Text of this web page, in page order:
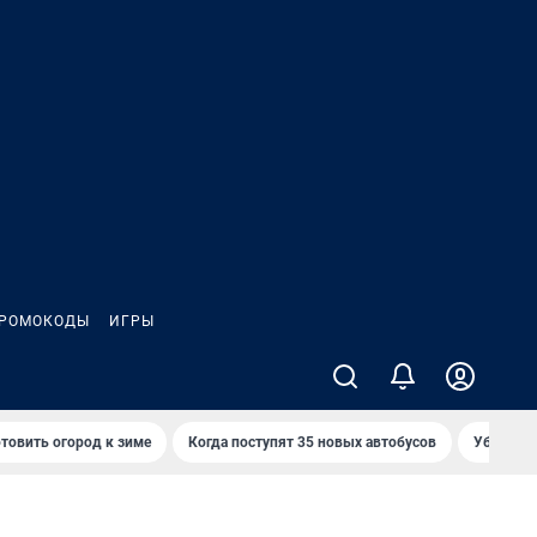
ИГРЫ
огород к зиме Когда поступят 35 новых автобусов Убийца